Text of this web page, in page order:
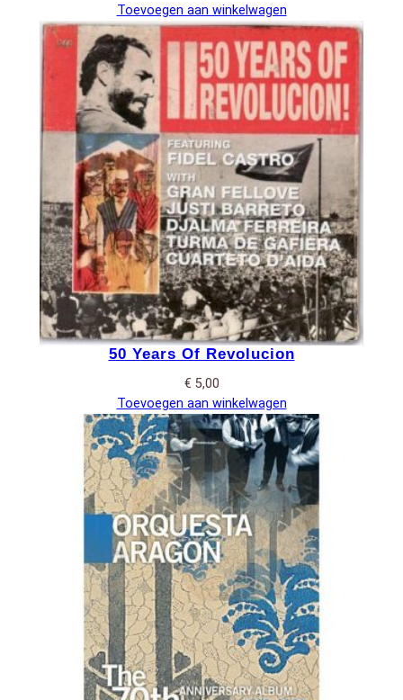
Toevoegen aan winkelwagen
50 Years Of Revolucion
€ 5,00
Toevoegen aan winkelwagen